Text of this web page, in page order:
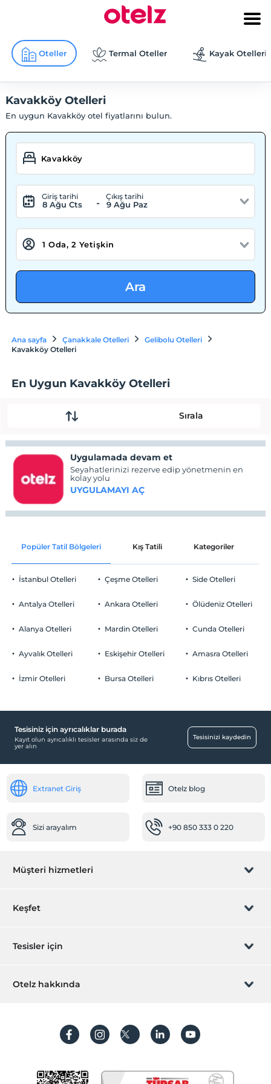
Oteller Termal Oteller Kayak Otelleri
Kavakköy Otelleri
En uygun Kavakköy otel fiyatlarını bulun.
Giriş tarihi
8 Ağu Cts -
Çıkış tarihi
9 Ağu Paz
Ara
Ana sayfa Çanakkale Otelleri
Gelibolu Otelleri
Kavakköy Otelleri
En Uygun Kavakköy Otelleri
Sırala
Uygulamada devam et
Seyahatlerinizi rezerve edip yönetmenin en
kolay yolu
UYGULAMAYI AÇ
Popüler Tatil Bölgeleri Kış Tatili Kategoriler
İstanbul Otelleri
Antalya Otelleri
Alanya Otelleri
Ayvalık Otelleri
İzmir Otelleri
Çeşme Otelleri
Ankara Otelleri
Mardin Otelleri
Eskişehir Otelleri
Bursa Otelleri
Side Otelleri
Ölüdeniz Otelleri
Cunda Otelleri
Amasra Otelleri
Kıbrıs Otelleri
Tesisiniz için ayrıcalıklar burada
Kayıt olun ayrıcalıklı tesisler arasında siz de
yer alın
Tesisinizi kaydedin
Extranet Giriş Otelz blog
Sizi arayalım +90 850 333 0 220
Müşteri hizmetleri
Rezervasyon yönet
Sıkça sorulan sorular
Keşfet
Hediye Kart
Hesap oluştur
Tesisler için
Hemen tesisinizi ekleyin
Otelz hakkında
Koşullar ve şartlar